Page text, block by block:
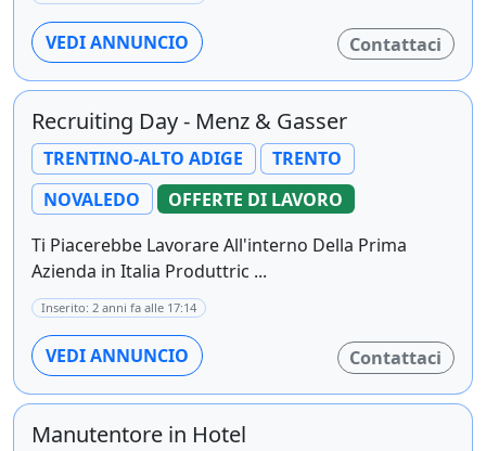
VEDI ANNUNCIO Contattaci
Recruiting Day - Menz & Gasser
TRENTINO-ALTO ADIGE
TRENTO
NOVALEDO
OFFERTE DI LAVORO
Ti Piacerebbe Lavorare All'interno Della Prima
Azienda in Italia Produttric ...
Inserito: 2 anni fa alle 17:14
VEDI ANNUNCIO Contattaci
Manutentore in Hotel